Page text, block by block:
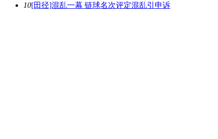
10[田径]混乱一幕 链球名次评定混乱引申诉